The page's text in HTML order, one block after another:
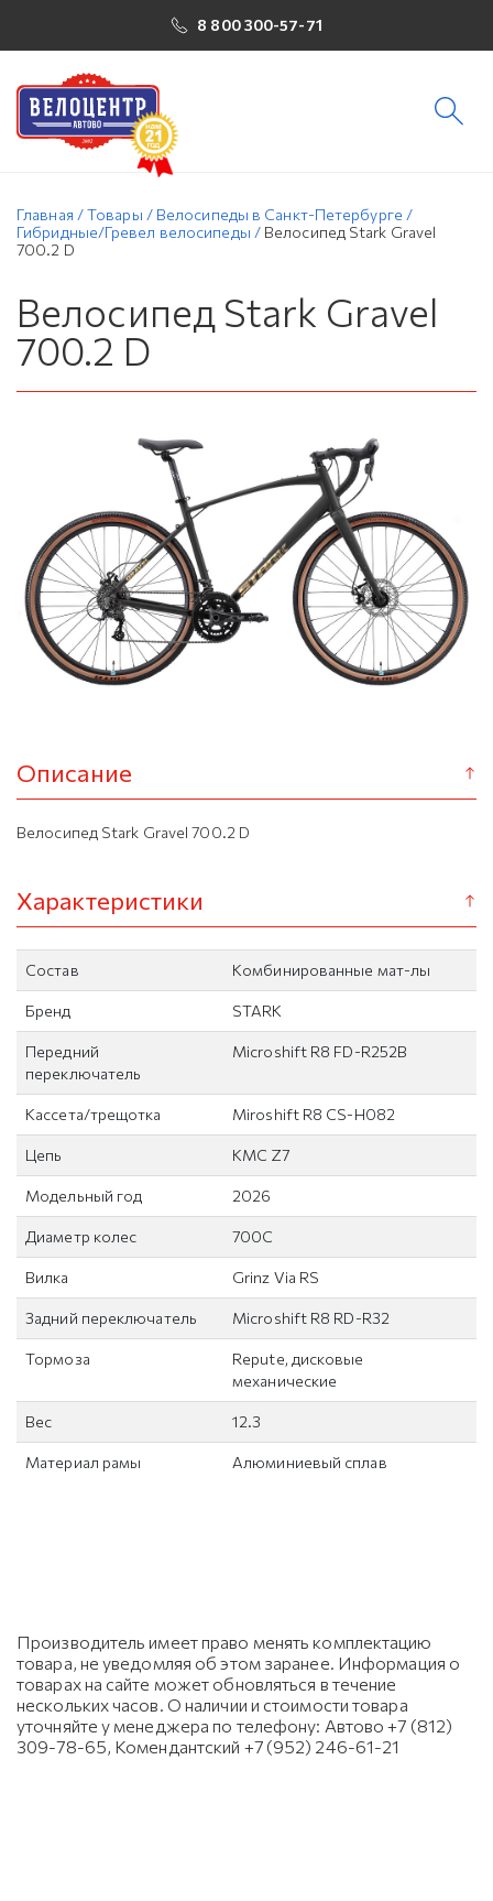
8 800 300-57-71
Главная /Товары / Велосипеды в Санкт-Петербурге /
Гибридные/Гревел велосипеды / Велосипед Stark Gravel
700.2 D
Велосипед Stark Gravel
700.2 D
Описание
Велосипед Stark Gravel 700.2 D
Характеристики
Состав Комбинированные мат-лы
Бренд STARK
Передний
переключатель
Microshift R8 FD-R252B
Кассета/трещотка Miroshift R8 CS-H082
Цепь KMC Z7
Модельный год 2026
Диаметр колес 700C
Вилка Grinz Via RS
Задний переключатель Microshift R8 RD-R32
Тормоза
Repute, дисковые
механические
Вес 12.3
Материал рамы Алюминиевый сплав
Производитель имеет право менять комплектацию
товара, не уведомляя об этом заранее. Информация о
товарах на сайте может обновляться в течение
нескольких часов. О наличии и стоимости товара
уточняйте у менеджера по телефону: Автово +7 (812)
309-78-65, Комендантский +7 (952) 246-61-21